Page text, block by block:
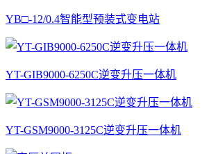
YB□-12/0.4智能型预装式变电站
YT-GIB9000-6250C逆变升压一体机
YT-GSM9000-3125C逆变升压一体机